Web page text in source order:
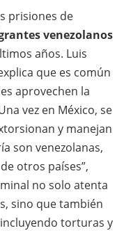
prisiones de
venezolanos
años. Luis
que es común
aprovechen la
vez en México, se
y manejan
son venezolanas,
otros países”,
no solo atenta
sino que también
torturas y